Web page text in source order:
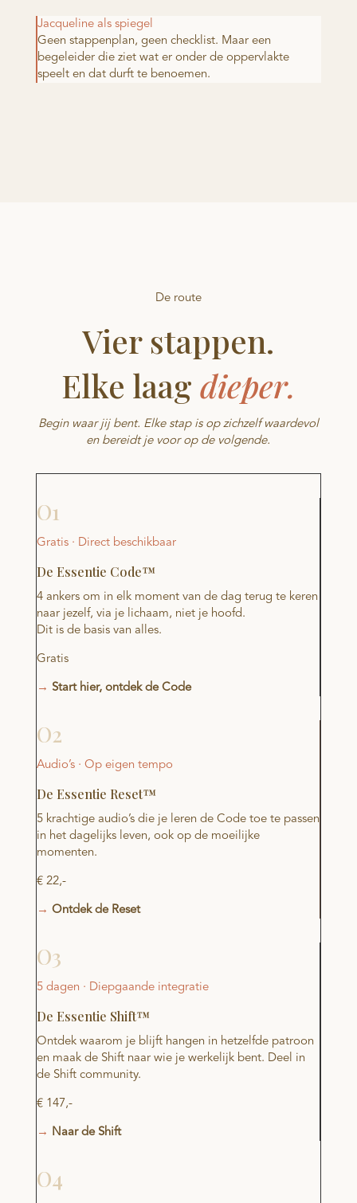
Jacqueline als spiegel
Geen stappenplan, geen checklist. Maar een
begeleider die ziet wat er onder de oppervlakte
speelt en dat durft te benoemen.
De route
Vier stappen.
Elke laag dieper.
Begin waar jij bent. Elke stap is op zichzelf waardevol
en bereidt je voor op de volgende.
O1
Gratis · Direct beschikbaar
De Essentie Code™
4 ankers om in elk moment van de dag terug te keren
naar jezelf, via je lichaam, niet je hoofd.
Dit is de basis van alles.
Gratis
→ Start hier, ontdek de Code
O2
Audio’s · Op eigen tempo
De Essentie Reset™
5 krachtige audio’s die je leren de Code toe te passen
in het dagelijks leven, ook op de moeilijke
momenten.
€ 22,-
→ Ontdek de Reset
O3
5 dagen · Diepgaande integratie
De Essentie Shift™
Ontdek waarom je blijft hangen in hetzelfde patroon
en maak de Shift naar wie je werkelijk bent. Deel in
de Shift community.
€ 147,-
→ Naar de Shift
O4